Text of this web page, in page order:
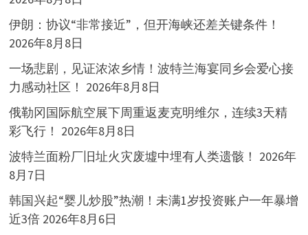
伊朗：协议“非常接近”，但开海峡还差关键条件！
2026年8月8日
一场悲剧，见证浓浓乡情！波特兰海宴同乡会爱心接
力感动社区！ 2026年8月8日
俄勒冈国际航空展下周重返麦克明维尔，连续3天精
彩飞行！ 2026年8月8日
波特兰面粉厂旧址火灾废墟中埋有人类遗骸！ 2026年
8月7日
韩国兴起“婴儿炒股”热潮！未满1岁投资账户一年暴增
近3倍 2026年8月6日